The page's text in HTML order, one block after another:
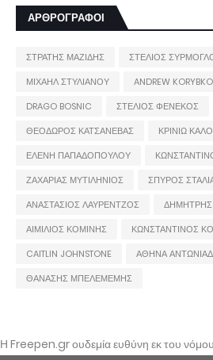
ΑΡΘΡΟΓΡΑΦΟΙ
ΣΤΡΑΤΗΣ ΜΑΖΙΔΗΣ ΣΤΕΛΙΟΣ
ΜΙΧΑΗΛ ΣΤΥΛΙΑΝΟΥ
ANDREW KORYBKO
DRAGO BOSNIC
ΣΤΕΛΙΟΣ ΦΕΝΕΚΟΣ
ΘΕΟΔΩΡΟΣ ΚΑΤΣΑΝΕΒΑΣ
ΚΡΙΝΙΩ
ΕΛΕΝΗ ΠΑΠΑΔΟΠΟΥΛΟΥ
ΖΑΧΑΡΙΑΣ ΜΥΤΙΛΗΝΙΟΣ
ΣΠΥΡΟΣ
ΑΝΑΣΤΑΣΙΟΣ ΛΑΥΡΕΝΤΖΟΣ
ΑΙΜΙΛΙΟΣ ΚΟΜΙΝΗΣ
ΚΩΝΣΤΑΝΤΙΝΟΣ
CAITLIN JOHNSTONE
ΑΘΗΝΑ
ΘΑΝΑΣΗΣ ΜΠΕΛΕΜΕΜΗΣ
Η Freepen.gr ουδεμία ευθύνη εκ του